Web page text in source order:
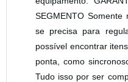
SEGMENTO
se precisa para
possível encontrar
ponta, como
Tudo isso por ser